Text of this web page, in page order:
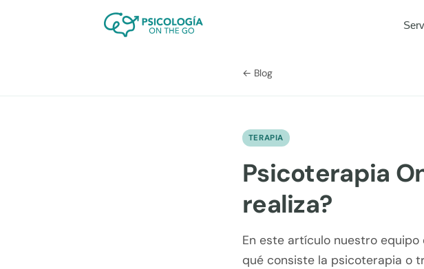
← Blog
TERAPIA
Psicoterapia
realiza?
En este artículo nuestro
qué consiste la psicoterapia o